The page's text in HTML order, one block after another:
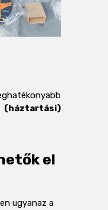
(háztartási)
el
ugyanaz a